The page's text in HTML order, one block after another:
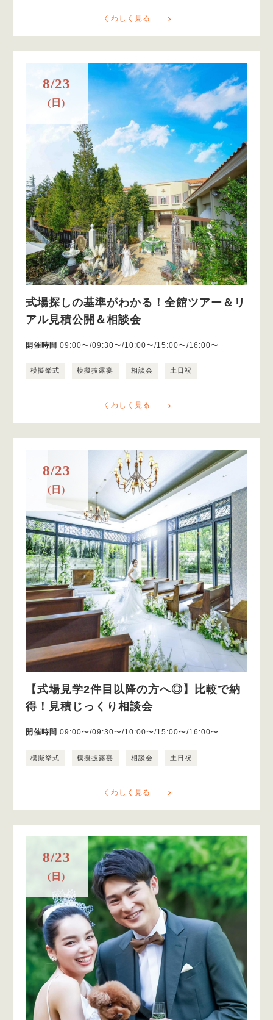
くわしく見る
8/23
(日)
式場探しの基準がわかる！全館ツアー＆リ
アル見積公開＆相談会
開催時間 09:00〜/09:30〜/10:00〜/15:00〜/16:00〜
模擬挙式 模擬披露宴 相談会 土日祝
くわしく見る
8/23
(日)
【式場見学2件目以降の方へ◎】比較で納
得！見積じっくり相談会
開催時間 09:00〜/09:30〜/10:00〜/15:00〜/16:00〜
模擬挙式 模擬披露宴 相談会 土日祝
くわしく見る
8/23
(日)